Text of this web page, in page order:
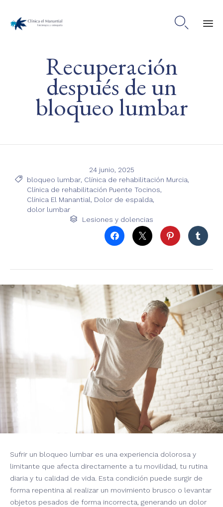

Recuperación
después de un
bloqueo lumbar
24 junio, 2025
 Tags
bloqueo lumbar, Clínica de rehabilitación Murcia,
Clínica de rehabilitación Puente Tocinos,
Clínica El Manantial, Dolor de espalda,
dolor lumbar
 Category
Lesiones y dolencias
Sufrir un bloqueo lumbar es una experiencia dolorosa y
limitante que afecta directamente a tu movilidad, tu rutina
diaria y tu calidad de vida. Esta condición puede surgir de
forma repentina al realizar un movimiento brusco o levantar
objetos pesados de forma incorrecta, generando un dolor